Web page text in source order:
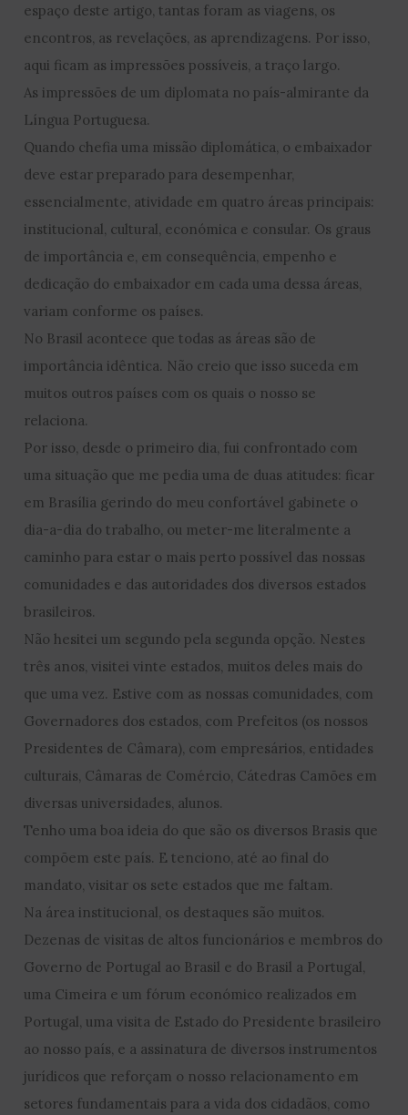
espaço deste artigo, tantas foram as viagens, os
encontros, as revelações, as aprendizagens. Por isso,
aqui ficam as impressões possíveis, a traço largo.
As impressões de um diplomata no país-almirante da
Língua Portuguesa.
Quando chefia uma missão diplomática, o embaixador
deve estar preparado para desempenhar,
essencialmente, atividade em quatro áreas principais:
institucional, cultural, económica e consular. Os graus
de importância e, em consequência, empenho e
dedicação do embaixador em cada uma dessa áreas,
variam conforme os países.
No Brasil acontece que todas as áreas são de
importância idêntica. Não creio que isso suceda em
muitos outros países com os quais o nosso se
relaciona.
Por isso, desde o primeiro dia, fui confrontado com
uma situação que me pedia uma de duas atitudes: ficar
em Brasília gerindo do meu confortável gabinete o
dia-a-dia do trabalho, ou meter-me literalmente a
caminho para estar o mais perto possível das nossas
comunidades e das autoridades dos diversos estados
brasileiros.
Não hesitei um segundo pela segunda opção. Nestes
três anos, visitei vinte estados, muitos deles mais do
que uma vez. Estive com as nossas comunidades, com
Governadores dos estados, com Prefeitos (os nossos
Presidentes de Câmara), com empresários, entidades
culturais, Câmaras de Comércio, Cátedras Camões em
diversas universidades, alunos.
Tenho uma boa ideia do que são os diversos Brasis que
compõem este país. E tenciono, até ao final do
mandato, visitar os sete estados que me faltam.
Na área institucional, os destaques são muitos.
Dezenas de visitas de altos funcionários e membros do
Governo de Portugal ao Brasil e do Brasil a Portugal,
uma Cimeira e um fórum económico realizados em
Portugal, uma visita de Estado do Presidente brasileiro
ao nosso país, e a assinatura de diversos instrumentos
jurídicos que reforçam o nosso relacionamento em
setores fundamentais para a vida dos cidadãos, como